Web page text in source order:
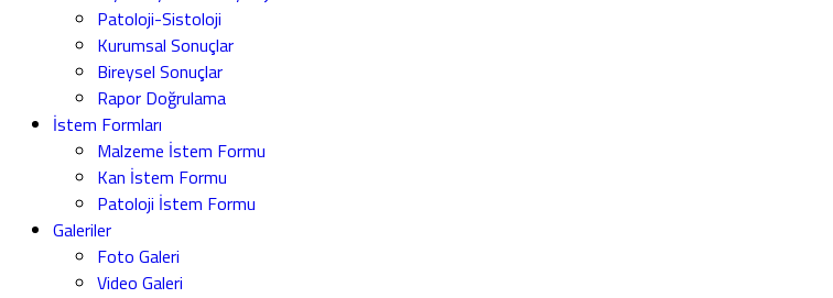
Patoloji-Sistoloji
Kurumsal Sonuçlar
Bireysel Sonuçlar
Rapor Doğrulama
İstem Formları
Malzeme İstem Formu
Kan İstem Formu
Patoloji İstem Formu
Galeriler
Foto Galeri
Video Galeri